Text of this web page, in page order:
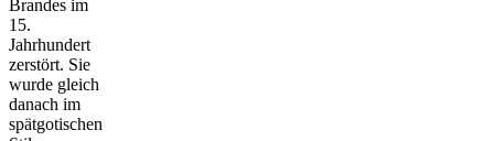
Brandes im
15.
Jahrhundert
zerstört. Sie
wurde gleich
danach im
spätgotischen